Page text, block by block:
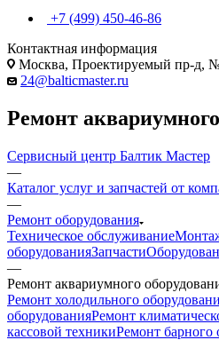
+7 (499) 450-46-86
Контактная информация
Москва, Проектируемый пр-д,
24@balticmaster.ru
Ремонт
Сервисный центр Балтик Мастер
—
Каталог услуг и запчастей от
—
Ремонт оборудования
Техническое обслуживание
оборудованияЗапчасти
—
Ремонт аквариумного
Ремонт холодильного
оборудованияРемонт
кассовой техникиРемонт барного
Ремонтируем оборудование с 1993
Диагностика и ремонт торговых
Ремонт и обслуживание
Срочный выезд по Москве и
Гарантия на проведенные работы